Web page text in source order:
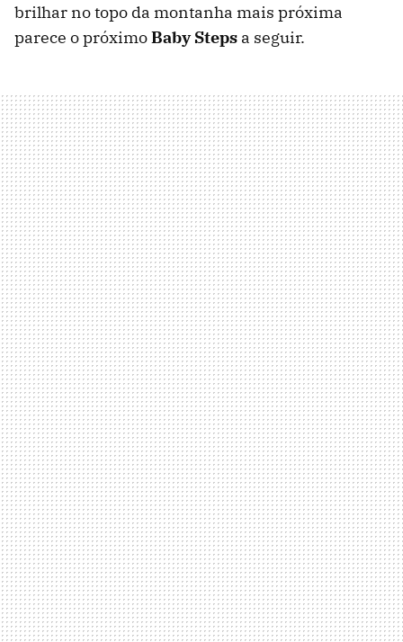
brilhar no topo da montanha mais próxima
parece o próximoBaby Steps a seguir.